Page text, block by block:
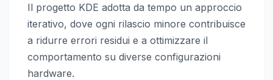
Il progetto KDE adotta da tempo un approccio
iterativo, dove ogni rilascio minore contribuisce
a ridurre errori residui e a ottimizzare il
comportamento su diverse configurazioni
hardware.